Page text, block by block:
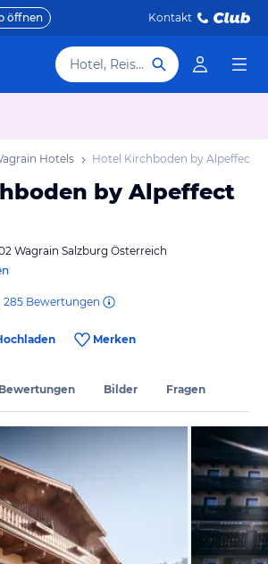
öffnen Kontakt
Hotel, Reiseziel
Hotels Hotel Kirchboden by Alpeffect
by Alpeffect
Wagrain Salzburg Österreich
285 Bewertungen
Merken
Bewertungen Bilder Fragen